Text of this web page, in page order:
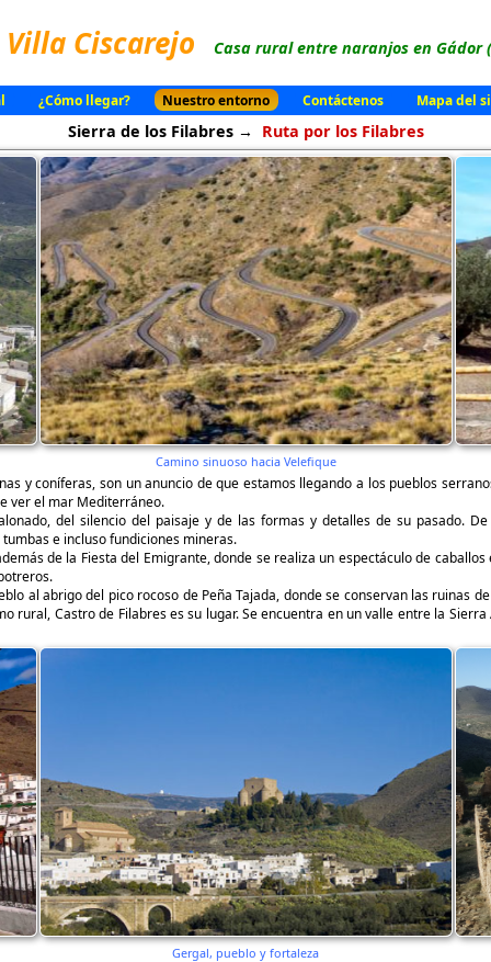
Villa Ciscarejo Casa rural entre naranjos en Gádor
¿Cómo llegar? Nuestro entorno Contáctenos Mapa del
Sierra de los Filabres → Ruta por los Filabres
Camino sinuoso hacia Velefique
y coníferas, son un anuncio de que estamos llegando a los pueblos
ver el mar Mediterráneo.
del silencio del paisaje y de las formas y detalles de su pasado.
e incluso fundiciones mineras.
de la Fiesta del Emigrante, donde se realiza un espectáculo de
al abrigo del pico rocoso de Peña Tajada, donde se conservan las ruinas
rural, Castro de Filabres es su lugar. Se encuentra en un valle entre la
Gergal, pueblo y fortaleza